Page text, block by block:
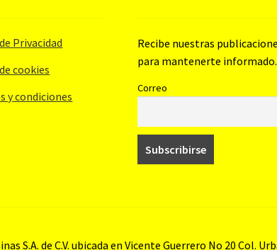
Privacidad
cookies
y condiciones
Recibe nuestras
para mantenerte informado.
Correo
S.A. de C.V. ubicada en Vicente Guerrero No 20 Col.